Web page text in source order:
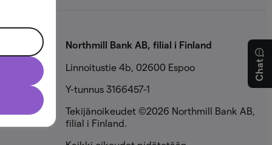
Northmill Bank AB, filial i Finland
Linnoitustie 4b, 02600 Espoo
Y-tunnus 3166457-1
Tekijänoikeudet ©2026 Northmill Bank AB,
filial i Finland.
Chat